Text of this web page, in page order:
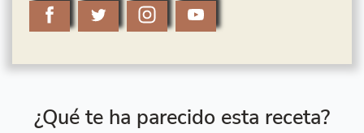
¿Qué te ha parecido esta receta?